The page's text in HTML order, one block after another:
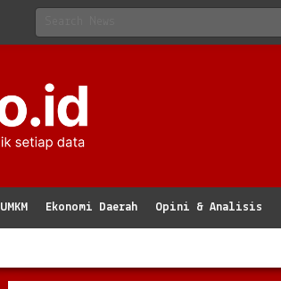
UMKM Ekonomi Daerah Opini & Analisis